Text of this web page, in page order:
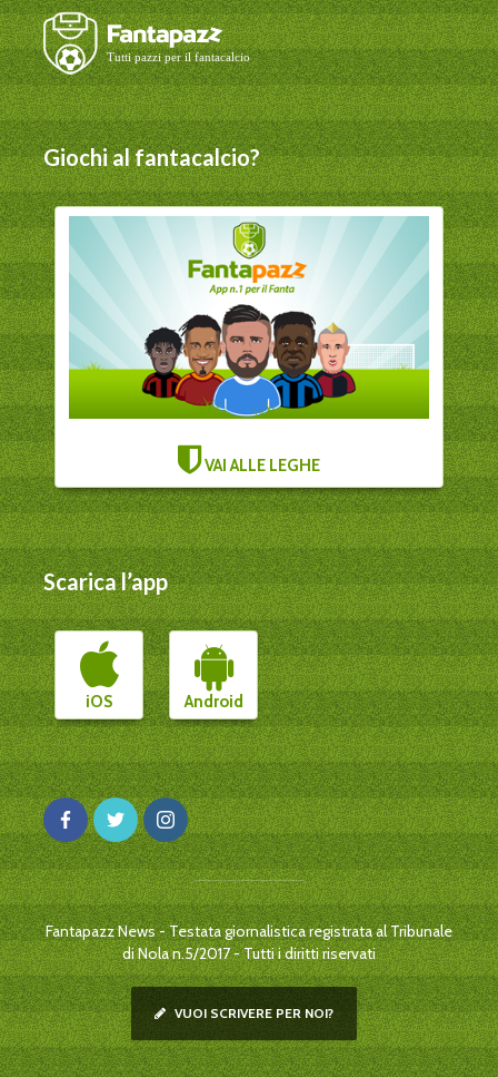
Giochi al fantacalcio?
VAI ALLE LEGHE
Scarica l’app
iOS Android
Fantapazz News - Testata giornalistica registrata al Tribunale
di Nola n.5/2017 - Tutti i diritti riservati
VUOI SCRIVERE PER NOI?